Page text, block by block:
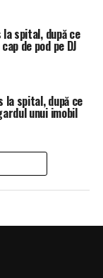
la spital, după ce
de pod pe DJ
la spital, după ce
unui imobil